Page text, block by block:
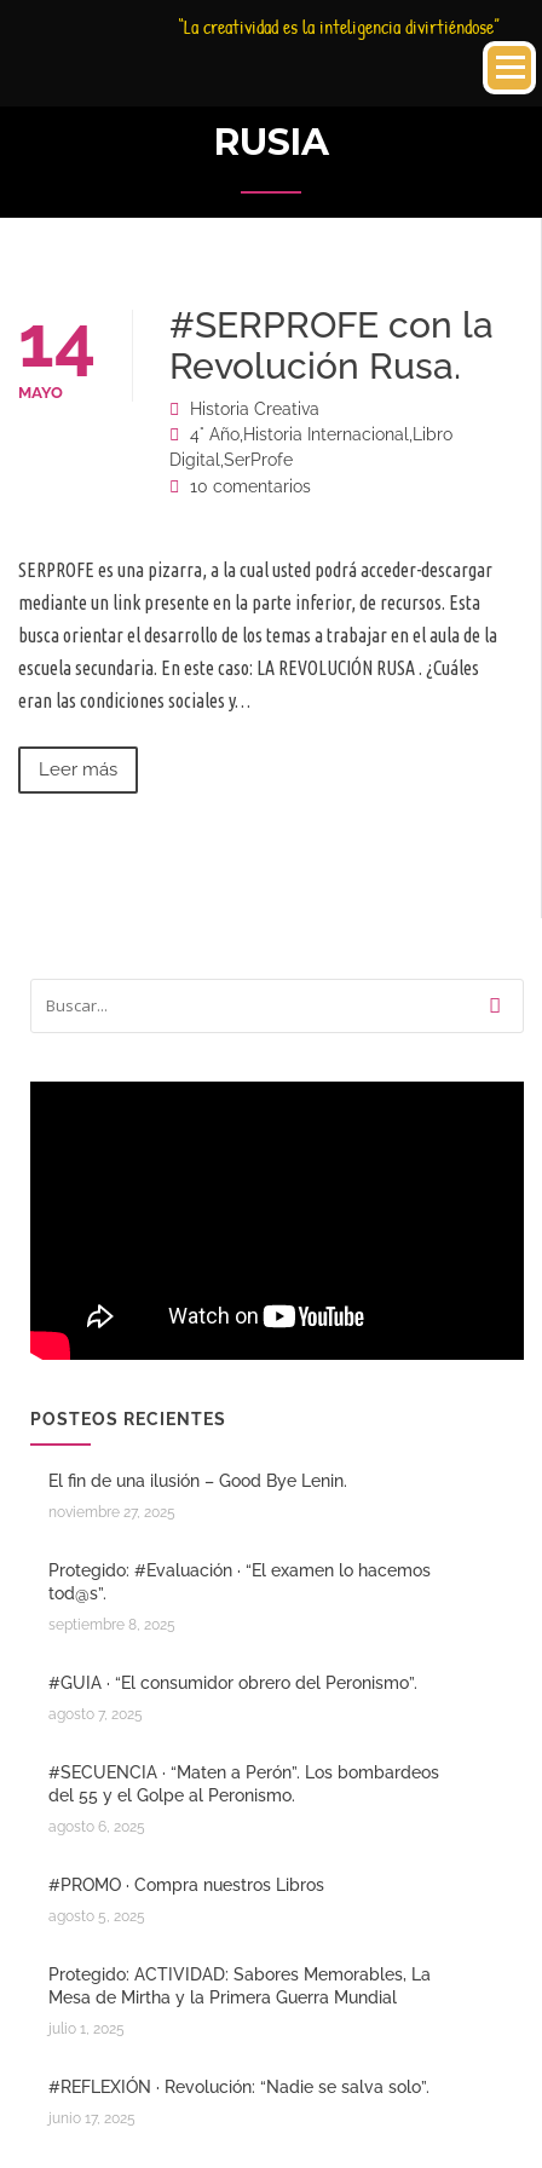
“La creatividad es la inteligencia divirtiéndose”
RUSIA
14
MAYO
#SERPROFE con la
Revolución Rusa.
Historia Creativa
4° Año,Historia Internacional,Libro
Digital,SerProfe
10 comentarios
SERPROFE es una pizarra, a la cual usted podrá acceder-descargar
mediante un link presente en la parte inferior, de recursos. Esta
busca orientar el desarrollo de los temas a trabajar en el aula de la
escuela secundaria. En este caso: LA REVOLUCIÓN RUSA . ¿Cuáles
eran las condiciones sociales y…
Leer más
POSTEOS RECIENTES
El fin de una ilusión – Good Bye Lenin.
noviembre 27, 2025
Protegido: #Evaluación · “El examen lo hacemos
tod@s”.
septiembre 8, 2025
#GUIA · “El consumidor obrero del Peronismo”.
agosto 7, 2025
#SECUENCIA · “Maten a Perón”. Los bombardeos
del 55 y el Golpe al Peronismo.
agosto 6, 2025
#PROMO · Compra nuestros Libros
agosto 5, 2025
Protegido: ACTIVIDAD: Sabores Memorables, La
Mesa de Mirtha y la Primera Guerra Mundial
julio 1, 2025
#REFLEXIÓN · Revolución: “Nadie se salva solo”.
junio 17, 2025